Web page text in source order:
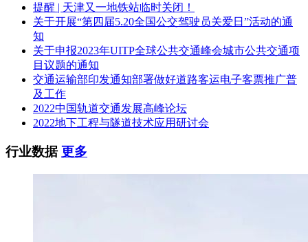
除中资企业外，CAF墨西哥与阿尔斯通 墨西哥（Alstom
Ferroviaria México）也表达了兴趣。阿尔斯通此前未参与帕
丘卡项目，但保留了未来合作的意愿。
提醒 | 天津又一地铁站临时关闭！
关于开展“第四届5.20全国公交驾驶员关爱日”活动的通
知
关于申报2023年UITP全球公共交通峰会城市公共交通项
目议题的通知
交通运输部印发通知部署做好道路客运电子客票推广普
及工作
2022中国轨道交通发展高峰论坛
2022地下工程与隧道技术应用研讨会
行业数据更多